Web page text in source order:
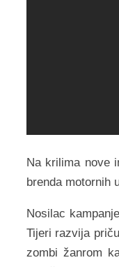
Na krilima nove
brenda motornih
Nosilac
Tijeri razvija
zombi žanrom